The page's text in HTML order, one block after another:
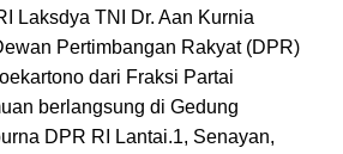
Laksdya TNI Dr. Aan Kurnia
Pertimbangan Rakyat (DPR)
dari Fraksi Partai
berlangsung di Gedung
DPR RI Lantai.1, Senayan,